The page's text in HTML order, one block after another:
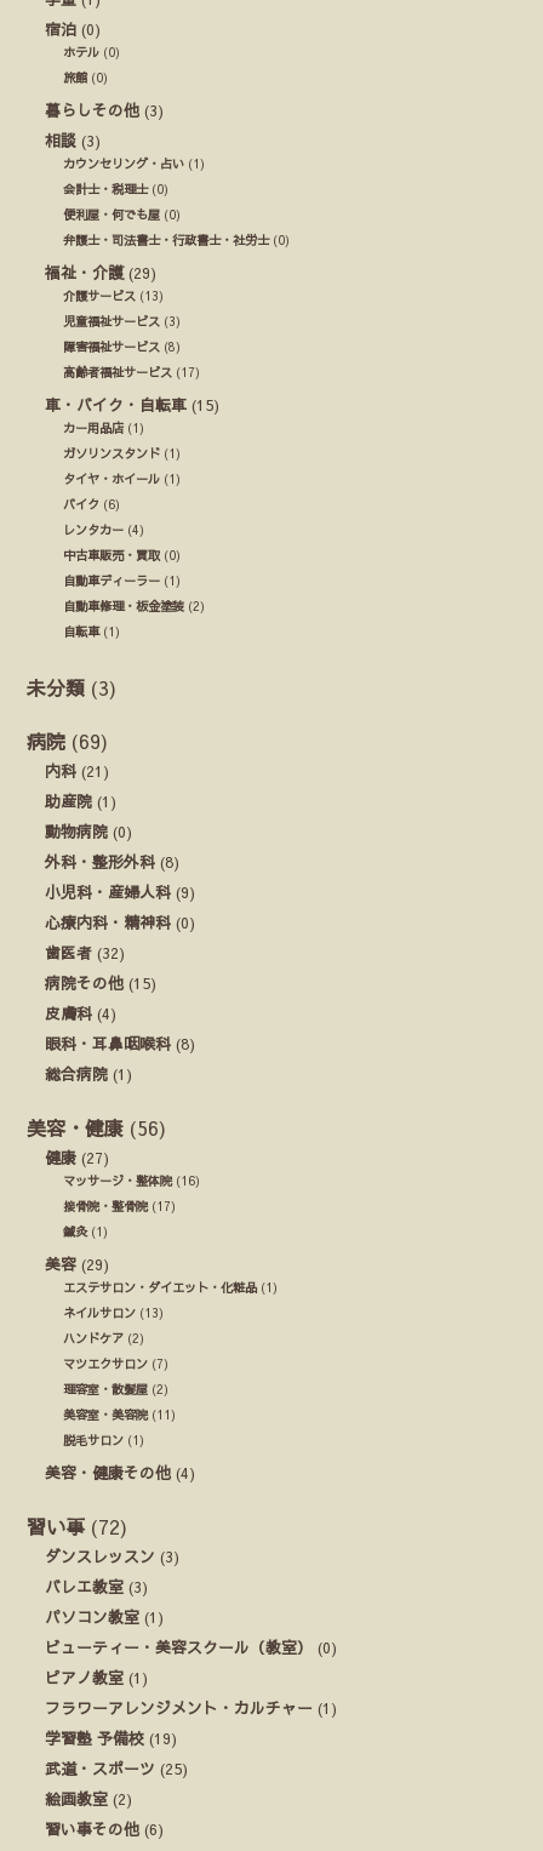
宿泊 (0)
ホテル (0)
旅館 (0)
暮らしその他 (3)
相談 (3)
カウンセリング・占い (1)
会計士・税理士(0)
便利屋・何でも屋 (0)
弁護士・司法書士・行政書士・社労士(0)
福祉・介護(29)
介護サービス (13)
児童福祉サービス (3)
障害福祉サービス (8)
高齢者福祉サービス (17)
車・バイク・自転車 (15)
カー用品店 (1)
ガソリンスタンド (1)
タイヤ・ホイール (1)
バイク (6)
レンタカー (4)
中古車販売・買取 (0)
自動車ディーラー (1)
自動車修理・板金塗装 (2)
自転車(1)
未分類 (3)
病院 (69)
内科 (21)
助産院 (1)
動物病院 (0)
外科・整形外科 (8)
小児科・産婦人科 (9)
心療内科・精神科 (0)
歯医者 (32)
病院その他 (15)
皮膚科 (4)
眼科・耳鼻咽喉科 (8)
総合病院 (1)
美容・健康 (56)
健康 (27)
マッサージ・整体院(16)
接骨院・整骨院(17)
鍼灸(1)
美容 (29)
エステサロン・ダイエット・化粧品 (1)
ネイルサロン (13)
ハンドケア (2)
マツエクサロン (7)
理容室・散髪屋 (2)
美容室・美容院(11)
脱毛サロン (1)
美容・健康その他 (4)
習い事 (72)
ダンスレッスン (3)
バレエ教室 (3)
パソコン教室 (1)
ビューティー・美容スクール（教室）
(0)
ピアノ教室 (1)
フラワーアレンジメント・カルチャー (1)
学習塾 予備校 (19)
武道・スポーツ (25)
絵画教室 (2)
習い事その他 (6)